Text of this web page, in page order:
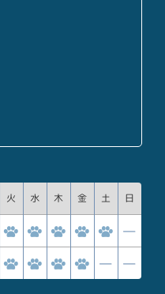
火 水 木 金 土 日